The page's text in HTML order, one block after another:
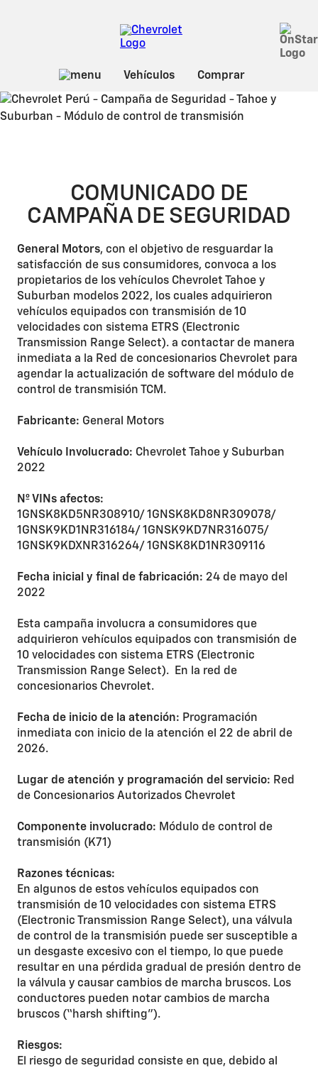
COMUNICADO DE
CAMPAÑA DE SEGURIDAD
General Motors, con el objetivo de resguardar la
satisfacción de sus consumidores, convoca a los
propietarios de los vehículos Chevrolet Tahoe y
Suburban modelos 2022, los cuales adquirieron
vehículos equipados con transmisión de 10
velocidades con sistema ETRS (Electronic
Transmission Range Select). a contactar de manera
inmediata a la Red de concesionarios Chevrolet para
agendar la actualización de software del módulo de
control de transmisión TCM.
Fabricante: General Motors
Vehículo Involucrado: Chevrolet Tahoe y Suburban
2022
Nº VINs afectos:
1GNSK8KD5NR308910/ 1GNSK8KD8NR309078/
1GNSK9KD1NR316184/ 1GNSK9KD7NR316075/
1GNSK9KDXNR316264/ 1GNSK8KD1NR309116
Fecha inicial y final de fabricación: 24 de mayo del
2022
Esta campaña involucra a consumidores que
adquirieron vehículos equipados con transmisión de
10 velocidades con sistema ETRS (Electronic
Transmission Range Select). En la red de
concesionarios Chevrolet.
Fecha de inicio de la atención: Programación
inmediata con inicio de la atención el 22 de abril de
2026.
Lugar de atención y programación del servicio: Red
de Concesionarios Autorizados Chevrolet
Componente involucrado: Módulo de control de
transmisión (K71)
Razones técnicas:
En algunos de estos vehículos equipados con
transmisión de 10 velocidades con sistema ETRS
(Electronic Transmission Range Select), una válvula
de control de la transmisión puede ser susceptible a
un desgaste excesivo con el tiempo, lo que puede
resultar en una pérdida gradual de presión dentro de
la válvula y causar cambios de marcha bruscos. Los
conductores pueden notar cambios de marcha
bruscos (“harsh shifting”).
Riesgos:
El riesgo de seguridad consiste en que, debido al